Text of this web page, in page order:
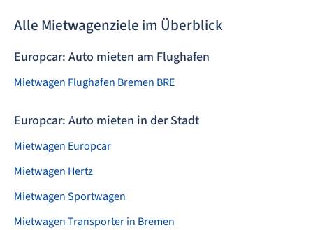
Alle Mietwagenziele im Überblick
Europcar: Auto mieten am Flughafen
Mietwagen Flughafen Bremen BRE
Europcar: Auto mieten in der Stadt
Mietwagen Europcar
Mietwagen Hertz
Mietwagen Sportwagen
Mietwagen Transporter in Bremen